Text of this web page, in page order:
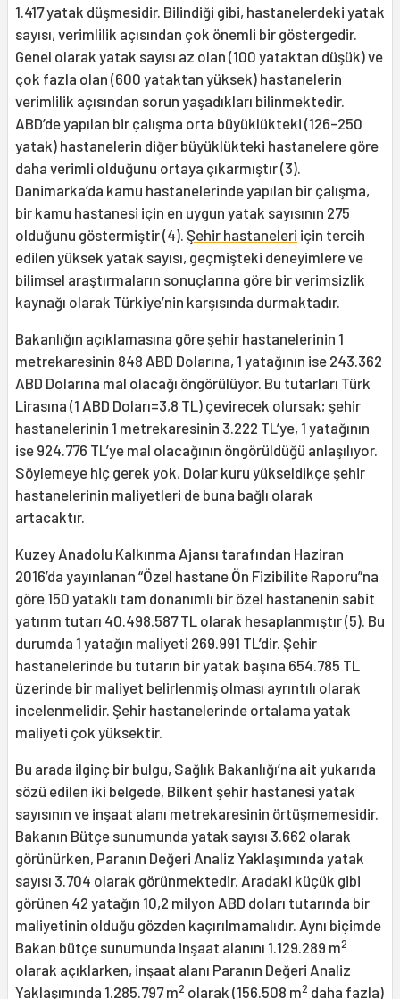
1.417 yatak düşmesidir. Bilindiği gibi, hastanelerdeki yatak
sayısı, verimlilik açısından çok önemli bir göstergedir.
Genel olarak yatak sayısı az olan (100 yataktan düşük) ve
çok fazla olan (600 yataktan yüksek) hastanelerin
verimlilik açısından sorun yaşadıkları bilinmektedir.
ABD’de yapılan bir çalışma orta büyüklükteki (126-250
yatak) hastanelerin diğer büyüklükteki hastanelere göre
daha verimli olduğunu ortaya çıkarmıştır (3).
Danimarka’da kamu hastanelerinde yapılan bir çalışma,
bir kamu hastanesi için en uygun yatak sayısının 275
olduğunu göstermiştir (4). Şehir hastaneleri için tercih
edilen yüksek yatak sayısı, geçmişteki deneyimlere ve
bilimsel araştırmaların sonuçlarına göre bir verimsizlik
kaynağı olarak Türkiye’nin karşısında durmaktadır.
Bakanlığın açıklamasına göre şehir hastanelerinin 1
metrekaresinin 848 ABD Dolarına, 1 yatağının ise 243.362
ABD Dolarına mal olacağı öngörülüyor. Bu tutarları Türk
Lirasına (1 ABD Doları=3,8 TL) çevirecek olursak; şehir
hastanelerinin 1 metrekaresinin 3.222 TL’ye, 1 yatağının
ise 924.776 TL’ye mal olacağının öngörüldüğü anlaşılıyor.
Söylemeye hiç gerek yok, Dolar kuru yükseldikçe şehir
hastanelerinin maliyetleri de buna bağlı olarak
artacaktır.
Kuzey Anadolu Kalkınma Ajansı tarafından Haziran
2016’da yayınlanan “Özel hastane Ön Fizibilite Raporu”na
göre 150 yataklı tam donanımlı bir özel hastanenin sabit
yatırım tutarı 40.498.587 TL olarak hesaplanmıştır (5). Bu
durumda 1 yatağın maliyeti 269.991 TL’dir. Şehir
hastanelerinde bu tutarın bir yatak başına 654.785 TL
üzerinde bir maliyet belirlenmiş olması ayrıntılı olarak
incelenmelidir. Şehir hastanelerinde ortalama yatak
maliyeti çok yüksektir.
Bu arada ilginç bir bulgu, Sağlık Bakanlığı’na ait yukarıda
sözü edilen iki belgede, Bilkent şehir hastanesi yatak
sayısının ve inşaat alanı metrekaresinin örtüşmemesidir.
Bakanın Bütçe sunumunda yatak sayısı 3.662 olarak
görünürken, Paranın Değeri Analiz Yaklaşımında yatak
sayısı 3.704 olarak görünmektedir. Aradaki küçük gibi
görünen 42 yatağın 10,2 milyon ABD doları tutarında bir
maliyetinin olduğu gözden kaçırılmamalıdır. Aynı biçimde
Bakan bütçe sunumunda inşaat alanını 1.129.289 m2
olarak açıklarken, inşaat alanı Paranın Değeri Analiz
Yaklaşımında 1.285.797 m2 olarak (156.508 m2 daha fazla)